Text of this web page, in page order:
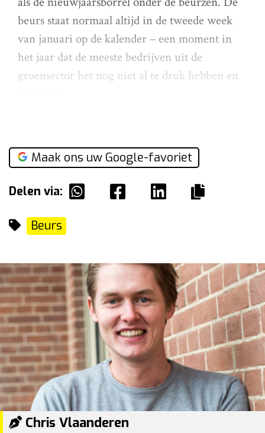
beurs staat normaal altijd in de tweede week
van januari op de kalender – een moment in
het jaar dat de meeste bedrijven uit de
groensector het nog niet al te druk hebben en
Maak ons uw Google-favoriet
Delen via:
Beurs
Chris Vlaanderen